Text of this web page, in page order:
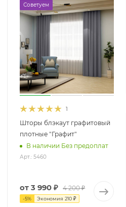
Советуем
1
Шторы блэкаут графитовый
плотные "Графит"
В наличии Без предоплат
Арт.: 5460
от3 990 ₽ 4 200 ₽
-5% Экономия210 ₽